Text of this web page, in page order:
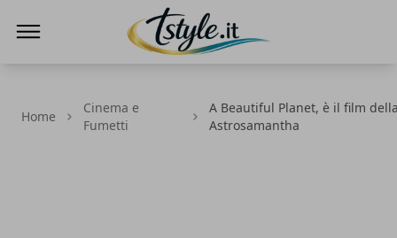
Home
Cinema e
Fumetti
A Beautiful Planet, è il film
Astrosamantha